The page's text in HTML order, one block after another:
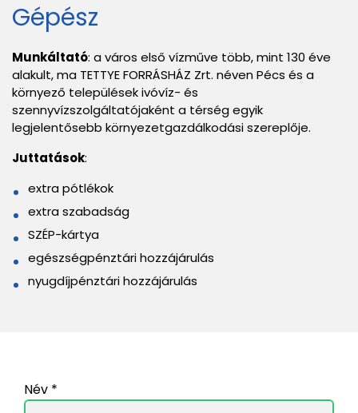
Gépész
Munkáltató: a város első vízműve több, mint 130 éve
alakult, ma TETTYE FORRÁSHÁZ Zrt. néven Pécs és a
környező települések ivóvíz- és
szennyvízszolgáltatójaként a térség egyik
legjelentősebb környezetgazdálkodási szereplője.
Juttatások:
extra pótlékok
extra szabadság
SZÉP-kártya
egészségpénztári hozzájárulás
nyugdíjpénztári hozzájárulás
Név *